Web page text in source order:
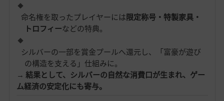
命名権を取ったプレイヤーには限定称号・特製家具・
トロフィーなどの特典。
シルバーの一部を賞金プールへ還元し、「富豪が遊び
の構造を支える」仕組みに。
→ 結果として、シルバーの自然な消費口が生まれ、ゲー
ム経済の安定化にも寄与。